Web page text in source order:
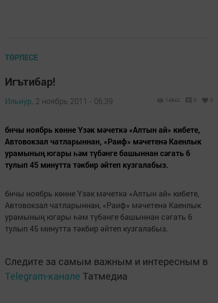
ТӨРЛЕСЕ
Игътибар!
Ильнур, 2 ноябрь 2011 - 06:39 14942 0 0
бнчы ноябрь көнне Үзәк мәчеткә «Алтын ай» кибете,
Автовокзал чатларыннан, «Раиф» мәчетенә Каенлык
урамының югары һәм түбәнге башыннан сәгать 6
тулып 45 минутта тәкбир әйтеп кузгалабыз.
бнчы ноябрь көнне Үзәк мәчеткә «Алтын ай» кибете,
Автовокзал чатларыннан, «Раиф» мәчетенә Каенлык
урамының югары һәм түбәнге башыннан сәгать 6
тулып 45 минутта тәкбир әйтеп кузгалабыз.
Следите за самым важным и интересным в
Telegram-канале Татмедиа